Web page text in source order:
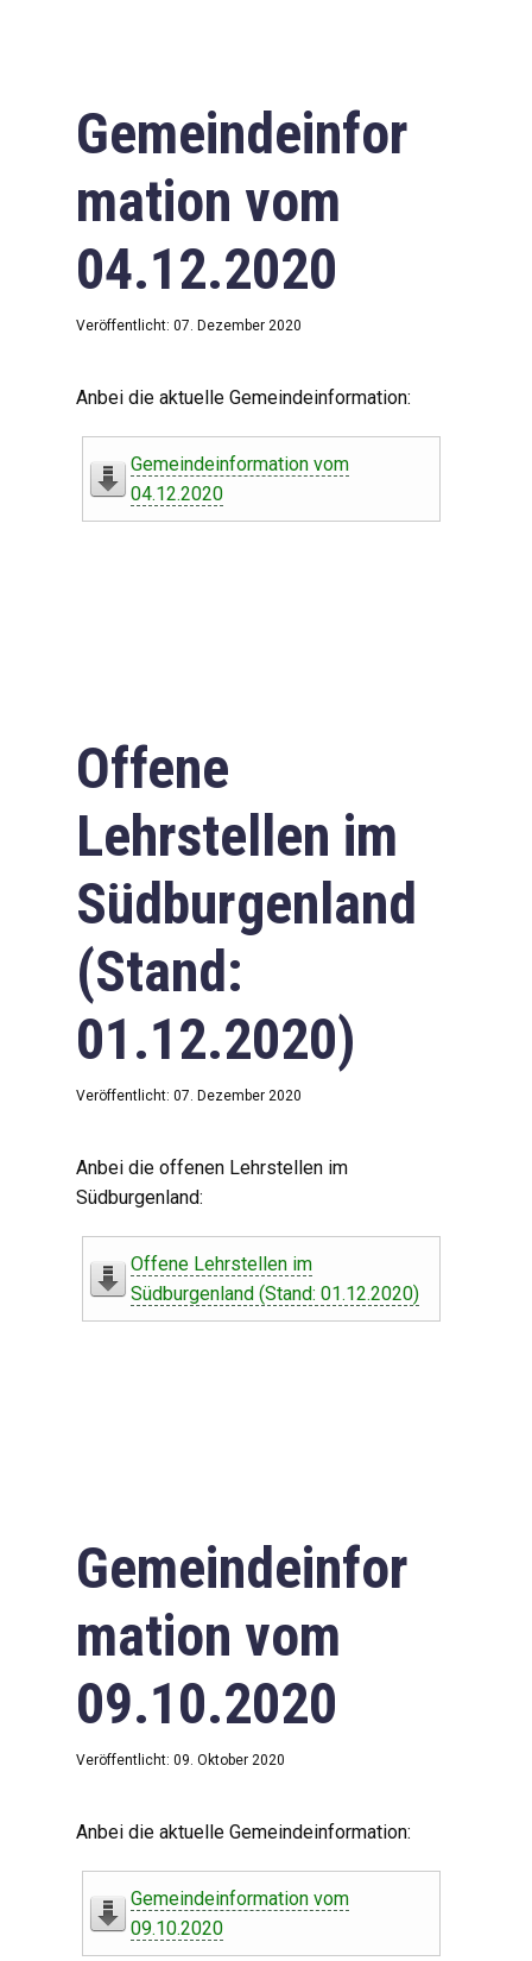
Gemeindeinfor
mation vom
04.12.2020
Veröffentlicht: 07. Dezember 2020
Anbei die aktuelle Gemeindeinformation:
Gemeindeinformation vom
04.12.2020
Offene
Lehrstellen im
Südburgenland
(Stand:
01.12.2020)
Veröffentlicht: 07. Dezember 2020
Anbei die offenen Lehrstellen im
Südburgenland:
Offene Lehrstellen im
Südburgenland (Stand: 01.12.2020)
Gemeindeinfor
mation vom
09.10.2020
Veröffentlicht: 09. Oktober 2020
Anbei die aktuelle Gemeindeinformation:
Gemeindeinformation vom
09.10.2020